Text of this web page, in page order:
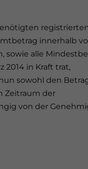
innerhalb
sowie alle
2014 in Kraft trat,
sowohl den
Zeitraum der
von der